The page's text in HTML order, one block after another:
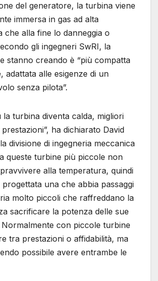
del generatore, la turbina viene
immersa in gas ad alta
che alla fine lo danneggia o
gli ingegneri SwRI, la
stanno creando è “più compatta
adattata alle esigenze di un
senza pilota”.
la turbina diventa calda, migliori
ha dichiarato David
divisione di ingegneria meccanica
queste turbine più piccole non
alla temperatura, quindi
progettata una che abbia passaggi
molto piccoli che raffreddano la
sacrificare la potenza delle sue
con piccole turbine
tra prestazioni o affidabilità, ma
possibile avere entrambe le